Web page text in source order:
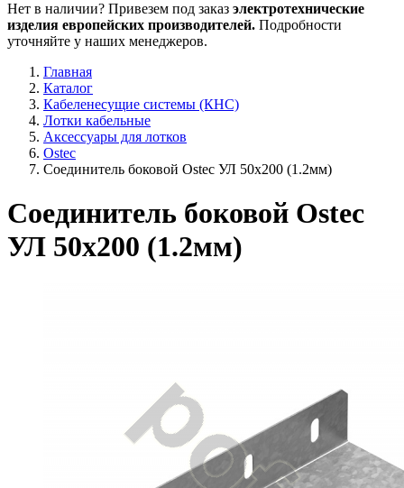
Нет в наличии? Привезем под заказ электротехнические
изделия европейских производителей. Подробности
уточняйте у наших менеджеров.
Главная
Каталог
Кабеленесущие системы (КНС)
Лотки кабельные
Аксессуары для лотков
Ostec
Соединитель боковой Ostec УЛ 50х200 (1.2мм)
Соединитель боковой Ostec
УЛ 50х200 (1.2мм)